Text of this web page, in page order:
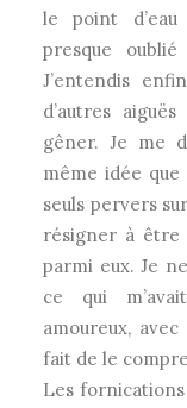
le point d’eau
presque
J’entendis
d’autres
gêner. Je me
même idée que
seuls pervers
résigner à être
parmi eux. Je
ce qui
amoureux,
fait de le
Les